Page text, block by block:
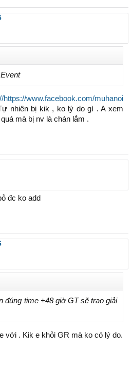
https://www.facebook.com/muhanoi
nhiên bị kik , ko lý do gì . A xem
mà bị nv là chán lắm .
đc ko add
đúng time +48 giờ GT sẽ trao giải
với . Kik e khỏi GR mà ko có lý do.